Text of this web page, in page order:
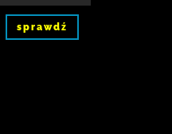
sprawdź